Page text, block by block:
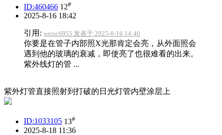
ID:460466 12#
2025-8-16 18:42
引用: weisc6955 发表于 2025-8-16 14:40
你要是在管子内部照X光那肯定会亮，从外面照会
遇到他的玻璃的衰减，即使亮了也很难看的出来。
紫外线灯的管 ...
紫外灯管直接照射到打破的日光灯管内壁涂层上
ID:1033105 13#
2025-8-18 11:36